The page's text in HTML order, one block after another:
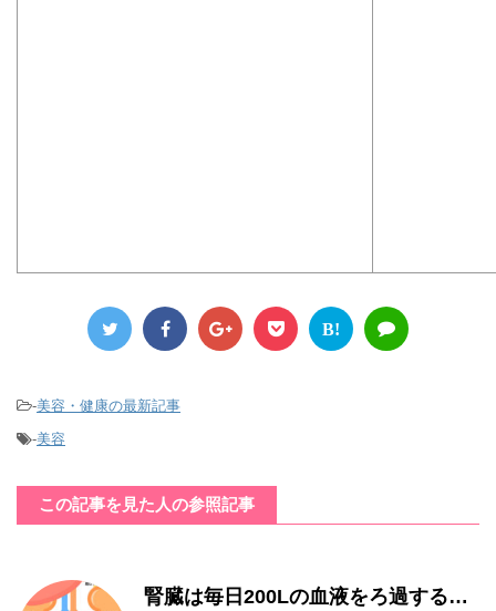
B!
-美容・健康の最新記事
-美容
この記事を見た人の参照記事
腎臓は毎日200Lの血液をろ過する…